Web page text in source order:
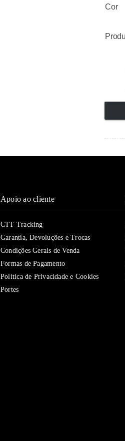
Cor
Apoio ao cliente
CTT Tracking
Garantia, Devoluções e Trocas
Condições Gerais de Venda
Formas de Pagamento
Política de Privacidade e Cookies
Portes